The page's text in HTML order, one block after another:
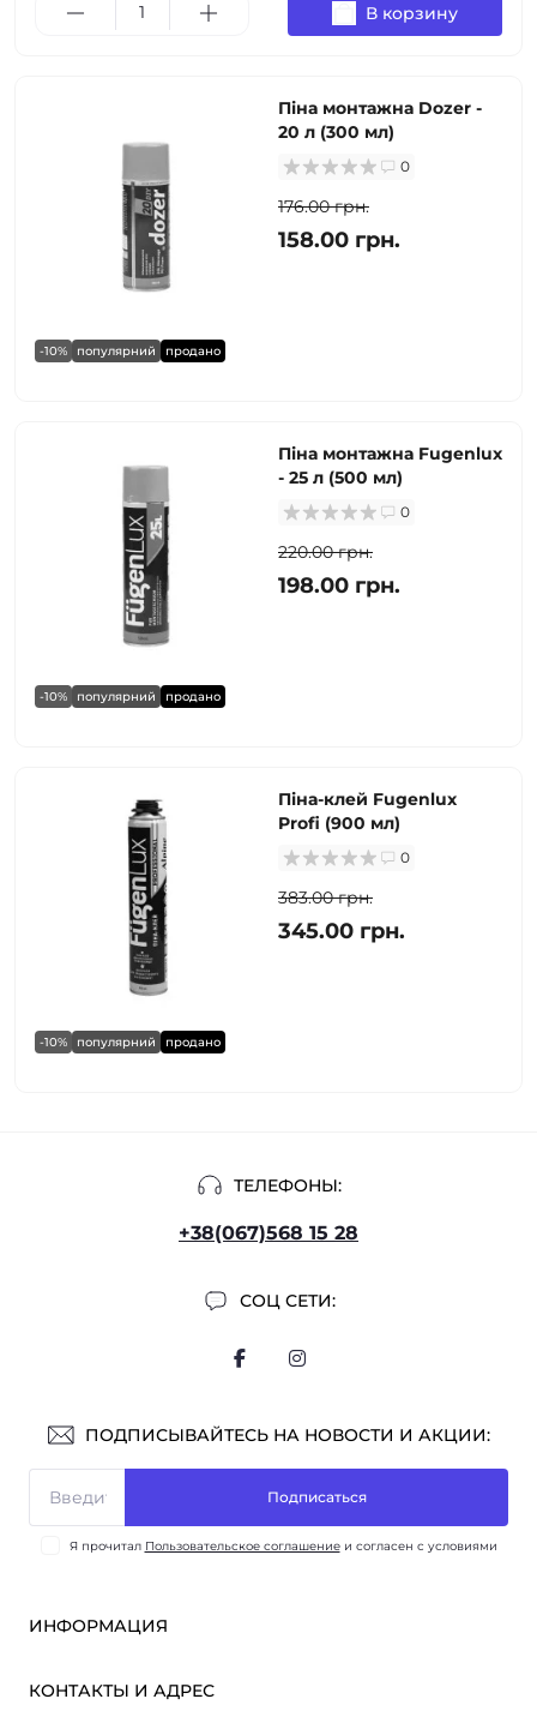
В корзину
-10% популярний продано
Піна монтажна Dozer -
20 л (300 мл)
0
176.00 грн.
158.00 грн.
-10% популярний продано
Піна монтажна Fugenlux
- 25 л (500 мл)
0
220.00 грн.
198.00 грн.
-10% популярний продано
Піна-клей Fugenlux
Profi (900 мл)
0
383.00 грн.
345.00 грн.
ТЕЛЕФОНЫ:
+38(067)568 15 28
СОЦ СЕТИ:
ПОДПИСЫВАЙТЕСЬ НА НОВОСТИ И АКЦИИ:
Подписаться
Я прочитал Пользовательское соглашениеи согласен с условиями
ИНФОРМАЦИЯ
ОПТ
КОНТАКТЫ И АДРЕС